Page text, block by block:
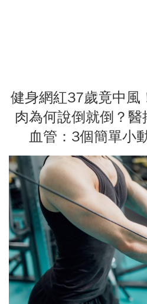
健身網紅37歲竟中風
肉為何說倒就倒？
血管：3個簡單小